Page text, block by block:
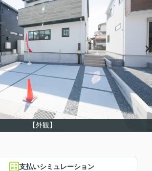
【外観】
支払いシミュレーション